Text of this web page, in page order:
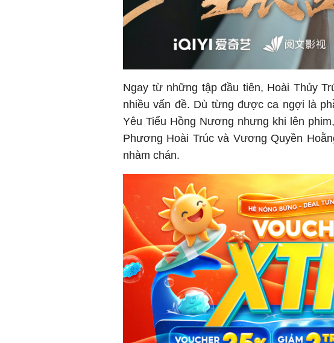
Ngay từ những tập đầu tiên, Hoài Thủy
nhiều vấn đề. Dù từng được ca ngợi là
Yêu Tiểu Hồng Nương nhưng khi lên
Phương Hoài Trúc và Vương Quyền
nhàm chán.